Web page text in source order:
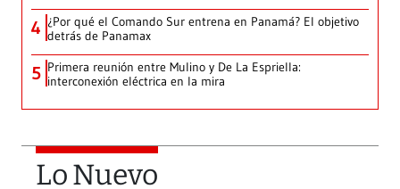
4 ¿Por qué el Comando Sur entrena en Panamá? El objetivo
detrás de Panamax
5 Primera reunión entre Mulino y De La Espriella:
interconexión eléctrica en la mira
Lo Nuevo